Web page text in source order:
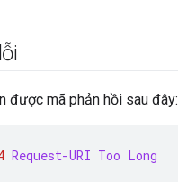
được mã phản hồi sau đây:
Request-URI Too Long